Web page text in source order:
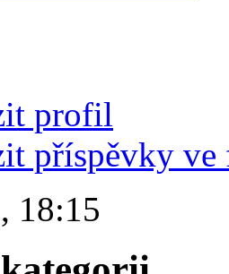
profil
příspěvky ve
18:15